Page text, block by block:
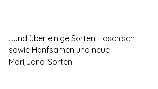
…und über einige Sorten Haschisch,
sowie Hanfsamen und neue
Marijuana-Sorten: